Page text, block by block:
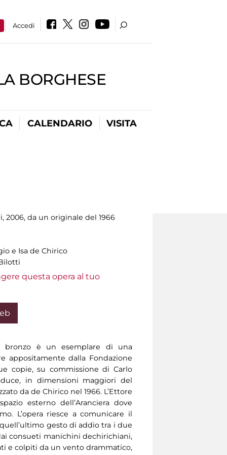
Accedi
BORGHESE
CALENDARIO VISITA
2006, da un originale del 1966
e Isa de Chirico
questa opera al tuo
bronzo è un esemplare di una
appositamente dalla Fondazione
copie, su commissione di Carlo
in dimensioni maggiori del
da de Chirico nel 1966. L’Ettore
esterno dell’Aranciera dove
L’opera riesce a comunicare il
gesto di addio tra i due
consueti manichini dechirichiani,
e colpiti da un vento drammatico,